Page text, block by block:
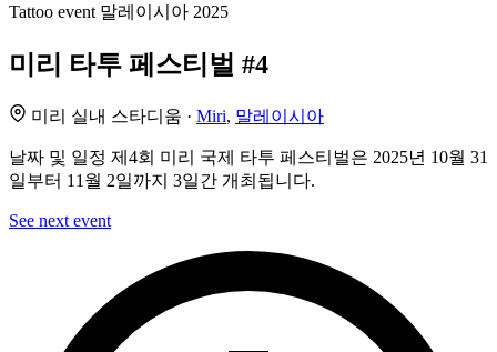
Tattoo event 말레이시아 2025
미리 타투 페스티벌 #4
미리 실내 스타디움 · Miri, 말레이시아
날짜 및 일정 제4회 미리 국제 타투 페스티벌은 2025년 10월 31
일부터 11월 2일까지 3일간 개최됩니다.
See next event